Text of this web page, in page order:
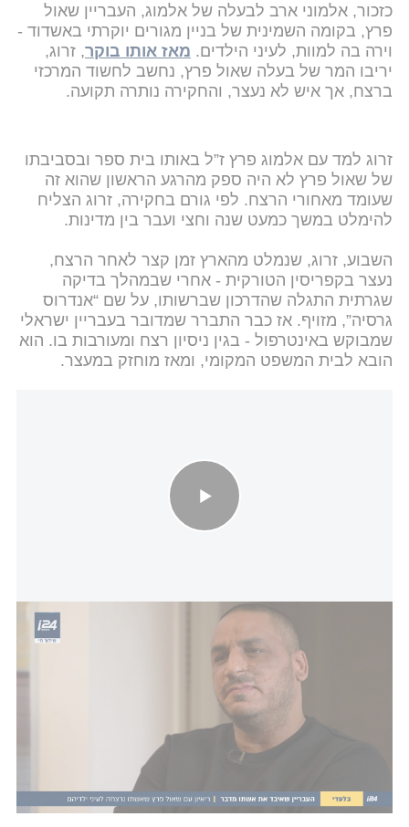
כזכור, אלמוני ארב לבעלה של אלמוג, העבריין שאול
פרץ, בקומה השמינית של בניין מגורים יוקרתי באשדוד -
וירה בה למוות, לעיני הילדים. מאז אותו בוקר, זרוג,
יריבו המר של בעלה שאול פרץ, נחשב לחשוד המרכזי
ברצח, אך איש לא נעצר, והחקירה נותרה תקועה.
זרוג למד עם אלמוג פרץ ז”ל באותו בית ספר ובסביבתו
של שאול פרץ לא היה ספק מהרגע הראשון שהוא זה
שעומד מאחורי הרצח. לפי גורם בחקירה, זרוג הצליח
להימלט במשך כמעט שנה וחצי ועבר בין מדינות.
השבוע, זרוג, שנמלט מהארץ זמן קצר לאחר הרצח,
נעצר בקפריסין הטורקית - אחרי שבמהלך בדיקה
שגרתית התגלה שהדרכון שברשותו, על שם “אנדרוס
גרסיה”, מזויף. אז כבר התברר שמדובר בעבריין ישראלי
שמבוקש באינטרפול - בגין ניסיון רצח ומעורבות בו. הוא
הובא לבית המשפט המקומי, ומאז מוחזק במעצר.
בפעם הראשונה מאז שאשתו נרצחה: העבריין שאול פרץ מדבר
גם במושגים של עולם הפשע הרצח הזה חצה את
הקווים, ומאז הרצח שאול לא דיבר. רק כמה חודשים
לאחר מכן, רגע לפני שנכנס לכלא, הסכים לשבת איתנו
לראיון בלעדי, שם הוא שחזר את מה שקרה באותו בוקר
נורא. בריאיון ההוא שאול הודה - הוא רצה לנקום,
לפעולבחזרה הייתה מיידית. רק דבר אחד